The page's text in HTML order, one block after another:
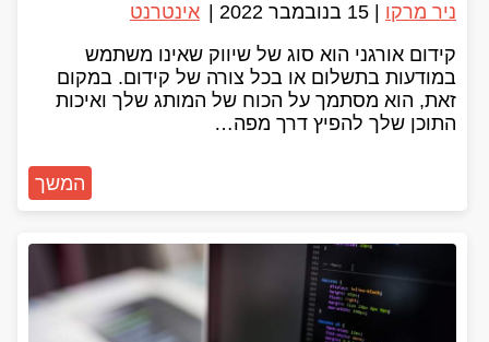
ניר מרקו 15 בנובמבר 2022
אינטרנט
קידום אורגני הוא סוג של שיווק שאינו משתמש
במודעות בתשלום או בכל צורה של קידום. במקום
זאת, הוא מסתמך על הכוח של המותג שלך ואיכות
התוכן שלך להפיץ דרך מפה…
המשך